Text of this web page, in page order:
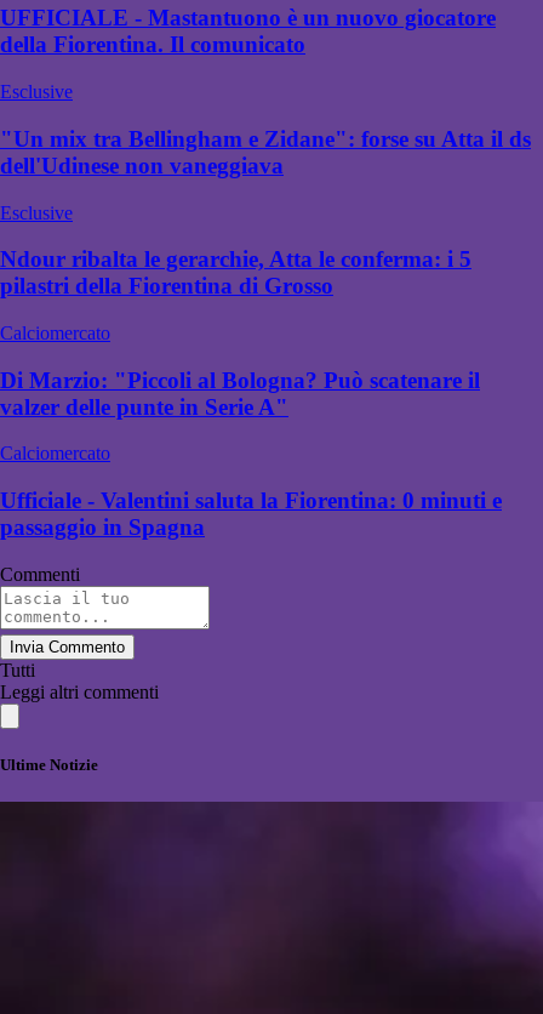
UFFICIALE - Mastantuono è un nuovo giocatore
della Fiorentina. Il comunicato
Esclusive
"Un mix tra Bellingham e Zidane": forse su Atta il ds
dell'Udinese non vaneggiava
Esclusive
Ndour ribalta le gerarchie, Atta le conferma: i 5
pilastri della Fiorentina di Grosso
Calciomercato
Di Marzio: "Piccoli al Bologna? Può scatenare il
valzer delle punte in Serie A"
Calciomercato
Ufficiale - Valentini saluta la Fiorentina: 0 minuti e
passaggio in Spagna
Commenti
Invia Commento
Tutti
Leggi altri commenti
Ultime Notizie